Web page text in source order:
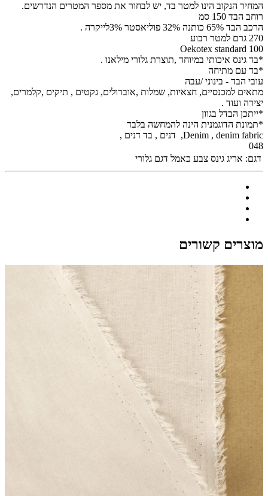
המחיר הנקוב הינו למטר בד, יש לבחור את מספר המטרים הנדרשים.
רוחב הבד 150 סמ
הרכב הבד 65% כותנה 32% פוליאסטר 3%לייקרה .
270 גרם למטר רבוע
Oekotex standard 100
*בד גינס איכותי במיוחד ,תוצרת גלורי מילאנו .
*בד עם מתיחה
עובי הבד - בינוני /עבה
מתאים למכנסיים, חצאיות, שמלות ,אוברולים, גקטים , תיקים ,קלמרים,
יצירה ועוד .
*ייתכן הבדל בגוון
*תמונת הדוגמנית הינה להמחשה בלבד
Denim , denim fabric, דנים , בד דנים ,
048
דגם: אריג גינס צבע כאמל דגם גלורי
מוצרים קשורים